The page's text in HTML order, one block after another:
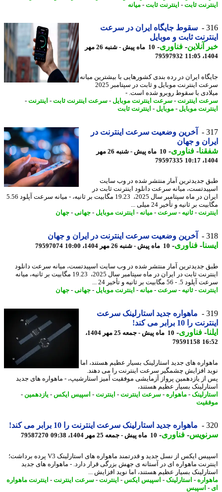
ثابت-اینترنت ثابت-میانه
سقوط جایگاه ایران در سرعت
ثابت و موبایل
آنلاین-فناوری-
10 ماه پیش - شنبه 26 مهر
79597932
ایران در رده بندی کشورهایی با بیشترین میانه
سرعت اینترنت موبایل و ثابت در سپتامبر 2025
با سقوط روبرو شده است. -
اینترنت-سرعت اینترنت موبایل-سرعت اینترنت ثابت-اینترنت-
موبایل-موبایل-اینترنت ثابت
آخرین وضعیت سرعت اینترنت در
و جهان
-فناوری-
10 ماه پیش - شنبه 26 مهر
79597335
جدیدترین آمار منتشر شده در وب سایت
میانه سرعت دانلود اینترنت ثابت در
ایران در ماه سپتامبر سال 2025، 19.23 مگابیت بر ثانیه، - میانه سرعت آپلود 5.56
بر ثانیه و تأخیر 24 میلی ...
-ثانیه -سرعت -میانه-اینترنت موبایل-جهانی-جهان
آخرین وضعیت سرعت اینترنت در ایران و جهان
-فناوری- 10 ماه پیش - شنبه 26 مهر 1404، 10:00 79597074
جدیدترین آمار منتشر شده در وب سایت اسپیدتست، میانه سرعت دانلود
اینترنت ثابت در ایران در ماه سپتامبر سال 2025، 19.23 مگابیت بر ثانیه، میانه
- 56 مگابیت بر ثانیه و تأخیر 24 ...
-ثانیه -سرعت -میانه-اینترنت موبایل-جهانی-جهان
ماهواره جدید استارلینک سرعت
را 10 برابر می کند!
-فناوری-
10 ماه پیش - جمعه 25 مهر 1404،
79591158
های جدید استارلینک بسیار عظیم هستند، اما
افزایش چشمگیر سرعت اینترنت را می دهند.
یازدهمین پرواز آزمایشی موفقیت آمیز استارشیپ، - ماهواره های جدید
بسیار عظیم هستند،
-ماهواره- سرعت اینترنت-اینترنت-اسپیس ایکس-یازدهمین-
ماهواره جدید استارلینک سرعت اینترنت را 10 برابر می کند!
-فناوری- 10 ماه پیش - جمعه 25 مهر 1404، 09:38 79587270
اسپیس ایکس از نسل جدید و قدرتمند ماهواره های استارلینک V3 پرده برداشت؛
ماهواره ای در آستانه ی جهش بزرگی قرار دارد. - ماهواره های جدید
بسیار عظیم هستند، اما نوید افزایش ...
- استارلینک -اسپیس ایکس-اینترنت-سرعت اینترنت-اینترنت ماهواره
اسپیس